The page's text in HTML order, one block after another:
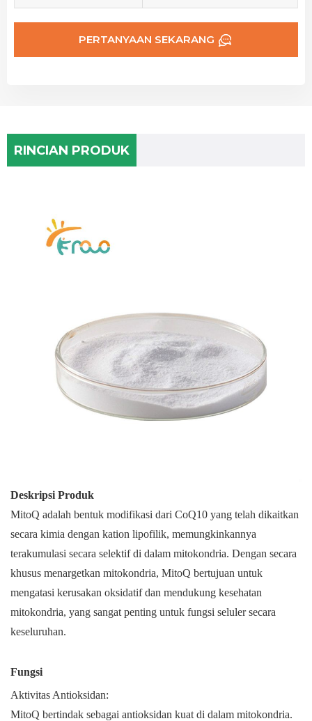
PERTANYAAN SEKARANG
RINCIAN PRODUK
Deskripsi Produk
MitoQ adalah bentuk modifikasi dari CoQ10 yang telah dikaitkan
secara kimia dengan kation lipofilik, memungkinkannya
terakumulasi secara selektif di dalam mitokondria. Dengan secara
khusus menargetkan mitokondria, MitoQ bertujuan untuk
mengatasi kerusakan oksidatif dan mendukung kesehatan
mitokondria, yang sangat penting untuk fungsi seluler secara
keseluruhan.
Fungsi
Aktivitas Antioksidan:
MitoQ bertindak sebagai antioksidan kuat di dalam mitokondria.